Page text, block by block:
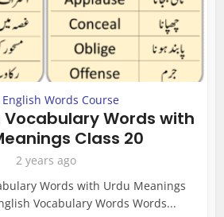
Words Course
Vocabulary Words with
Class 20
2 years ago
Words with Urdu Meanings
Vocabulary Words Words...